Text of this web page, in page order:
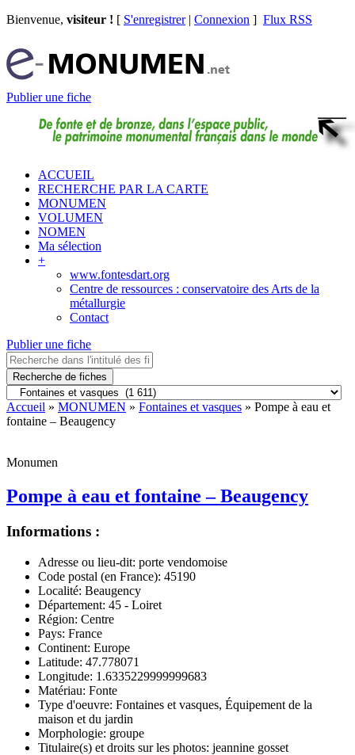
Bienvenue, visiteur ! [ S'enregistrer| Connexion ] Flux RSS
Publier une fiche
ACCUEIL
RECHERCHE PAR LA CARTE
MONUMEN
VOLUMEN
NOMEN
Ma sélection
+
www.fontesdart.org
Centre de ressources : conservatoire des Arts de la
métallurgie
Contact
Publier une fiche
Recherche de fiches
Accueil » MONUMEN » Fontaines et vasques » Pompe à eau et
fontaine – Beaugency
Monumen
Pompe à eau et fontaine – Beaugency
Informations :
Adresse ou lieu-dit: porte vendomoise
Code postal (en France): 45190
Localité: Beaugency
Département: 45 - Loiret
Région: Centre
Pays: France
Continent: Europe
Latitude: 47.778071
Longitude: 1.6335229999999683
Matériau: Fonte
Type d'oeuvre: Fontaines et vasques, Équipement de la
maison et du jardin
Morphologie: groupe
Titulaire(s) et droits sur les photos: jeannine gosset